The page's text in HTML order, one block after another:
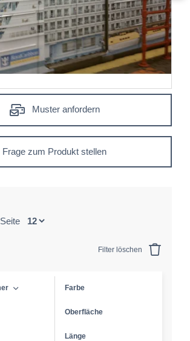
Muster anfordern
Frage zum Produkt stellen
Filter löschen
Farbe
Oberfläche
Länge